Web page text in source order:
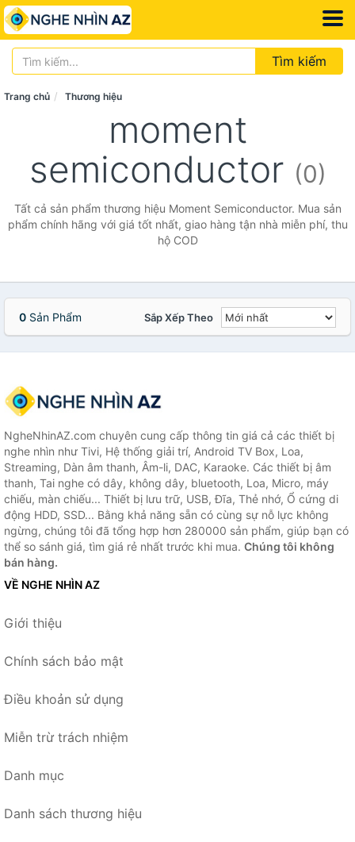
Tìm kiếm
Trang chủ Thương hiệu
moment
semiconductor (0)
Tất cả sản phẩm thương hiệu Moment Semiconductor. Mua sản
phẩm chính hãng với giá tốt nhất, giao hàng tận nhà miễn phí, thu
hộ COD
0 Sản Phẩm Sắp Xếp Theo
NgheNhinAZ.com chuyên cung cấp thông tin giá cả các thiết bị
nghe nhìn như Tivi, Hệ thống giải trí, Android TV Box, Loa,
Streaming, Dàn âm thanh, Âm-li, DAC, Karaoke. Các thiết bị âm
thanh, Tai nghe có dây, không dây, bluetooth, Loa, Micro, máy
chiếu, màn chiếu... Thiết bị lưu trữ, USB, Đĩa, Thẻ nhớ, Ổ cứng di
động HDD, SSD... Bằng khả năng sẵn có cùng sự nỗ lực không
ngừng, chúng tôi đã tổng hợp hơn 280000 sản phẩm, giúp bạn có
thể so sánh giá, tìm giá rẻ nhất trước khi mua. Chúng tôi không
bán hàng.
VỀ NGHE NHÌN AZ
Giới thiệu
Chính sách bảo mật
Điều khoản sử dụng
Miễn trừ trách nhiệm
Danh mục
Danh sách thương hiệu